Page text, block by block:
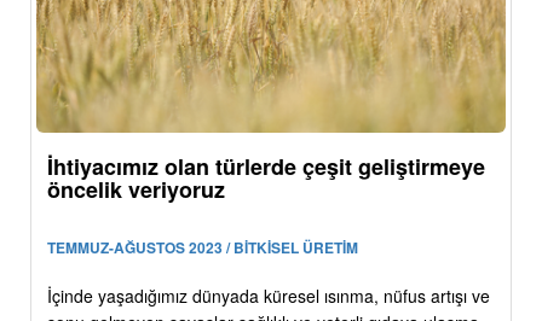
İhtiyacımız olan türlerde çeşit geliştirmeye
öncelik veriyoruz
TEMMUZ-AĞUSTOS 2023 / BİTKİSEL ÜRETİM
İçinde yaşadığımız dünyada küresel ısınma, nüfus artışı ve